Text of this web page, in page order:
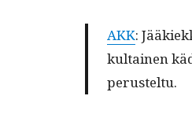
AKK:
kul­tainen
perusteltu.